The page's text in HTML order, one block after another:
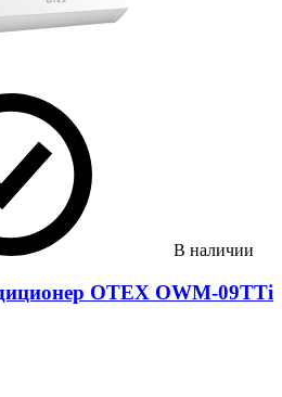
В наличии
OTEX OWM-09TTi